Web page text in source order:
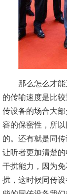
那么怎么才
的传输速度是比
传设备的场合大
容的保密性，所
的。还有就是同
让听者更加清楚
干扰能力，因为
扰，这时候同传